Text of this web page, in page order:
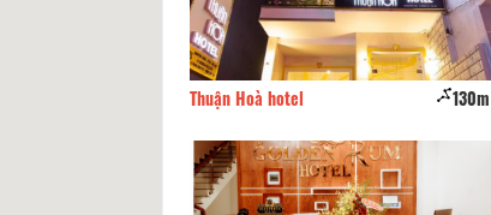
130m Villa VWyL